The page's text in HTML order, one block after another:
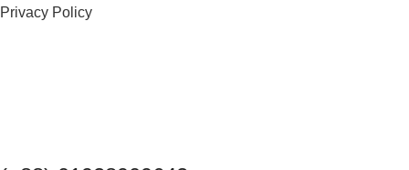
Privacy Policy